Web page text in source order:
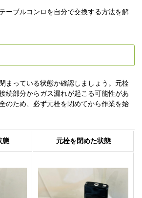
ーブルコンロを自分で交換する方法を解
まっている状態か確認しましょう。元栓
続部分からガス漏れが起こる可能性があ
のため、必ず元栓を閉めてから作業を始
態 元栓を閉めた状態